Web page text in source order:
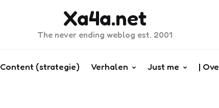
Xa4a.net
The never ending weblog est. 2001
Content (strategie) Verhalen Just me |